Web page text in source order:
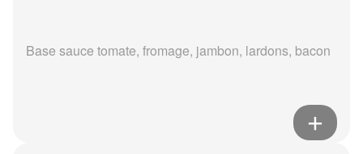
Base sauce tomate, fromage, jambon, lardons, bacon